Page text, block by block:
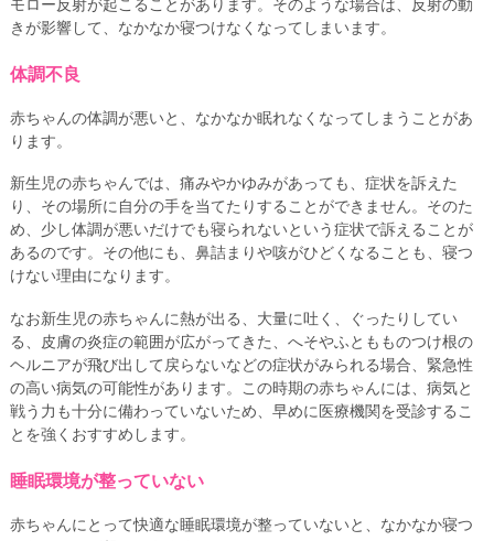
モロー反射が起こることがあります。そのような場合は、反射の動
きが影響して、なかなか寝つけなくなってしまいます。
体調不良
赤ちゃんの体調が悪いと、なかなか眠れなくなってしまうことがあ
ります。
新生児の赤ちゃんでは、痛みやかゆみがあっても、症状を訴えた
り、その場所に自分の手を当てたりすることができません。そのた
め、少し体調が悪いだけでも寝られないという症状で訴えることが
あるのです。その他にも、鼻詰まりや咳がひどくなることも、寝つ
けない理由になります。
なお新生児の赤ちゃんに熱が出る、大量に吐く、ぐったりしてい
る、皮膚の炎症の範囲が広がってきた、へそやふともものつけ根の
ヘルニアが飛び出して戻らないなどの症状がみられる場合、緊急性
の高い病気の可能性があります。この時期の赤ちゃんには、病気と
戦う力も十分に備わっていないため、早めに医療機関を受診するこ
とを強くおすすめします。
睡眠環境が整っていない
赤ちゃんにとって快適な睡眠環境が整っていないと、なかなか寝つ